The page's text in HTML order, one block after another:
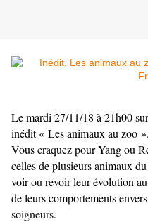
Le mardi 27/11/18 à 21h00
inédit « Les animaux au zoo ».
Vous craquez pour Yang ou
celles de plusieurs animaux
voir ou revoir leur évolution
de leurs comportements
soigneurs.